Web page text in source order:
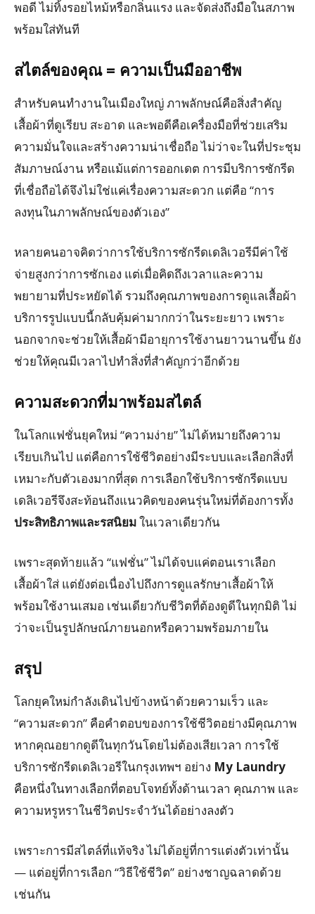
พอดี ไม่ทิ้งรอยไหม้หรือกลิ่นแรง และจัดส่งถึงมือในสภาพ
พร้อมใส่ทันที
สไตล์ของคุณ = ความเป็นมืออาชีพ
สำหรับคนทำงานในเมืองใหญ่ ภาพลักษณ์คือสิ่งสำคัญ
เสื้อผ้าที่ดูเรียบ สะอาด และพอดีคือเครื่องมือที่ช่วยเสริม
ความมั่นใจและสร้างความน่าเชื่อถือ ไม่ว่าจะในที่ประชุม
สัมภาษณ์งาน หรือแม้แต่การออกเดต การมีบริการซักรีด
ที่เชื่อถือได้จึงไม่ใช่แค่เรื่องความสะดวก แต่คือ “การ
ลงทุนในภาพลักษณ์ของตัวเอง”
หลายคนอาจคิดว่าการใช้บริการซักรีดเดลิเวอรีมีค่าใช้
จ่ายสูงกว่าการซักเอง แต่เมื่อคิดถึงเวลาและความ
พยายามที่ประหยัดได้ รวมถึงคุณภาพของการดูแลเสื้อผ้า
บริการรูปแบบนี้กลับคุ้มค่ามากกว่าในระยะยาว เพราะ
นอกจากจะช่วยให้เสื้อผ้ามีอายุการใช้งานยาวนานขึ้น ยัง
ช่วยให้คุณมีเวลาไปทำสิ่งที่สำคัญกว่าอีกด้วย
ความสะดวกที่มาพร้อมสไตล์
ในโลกแฟชั่นยุคใหม่ “ความง่าย” ไม่ได้หมายถึงความ
เรียบเกินไป แต่คือการใช้ชีวิตอย่างมีระบบและเลือกสิ่งที่
เหมาะกับตัวเองมากที่สุด การเลือกใช้บริการซักรีดแบบ
เดลิเวอรีจึงสะท้อนถึงแนวคิดของคนรุ่นใหม่ที่ต้องการทั้ง
ประสิทธิภาพและรสนิยมในเวลาเดียวกัน
เพราะสุดท้ายแล้ว “แฟชั่น” ไม่ได้จบแค่ตอนเราเลือก
เสื้อผ้าใส่ แต่ยังต่อเนื่องไปถึงการดูแลรักษาเสื้อผ้าให้
พร้อมใช้งานเสมอ เช่นเดียวกับชีวิตที่ต้องดูดีในทุกมิติ ไม่
ว่าจะเป็นรูปลักษณ์ภายนอกหรือความพร้อมภายใน
สรุป
โลกยุคใหม่กำลังเดินไปข้างหน้าด้วยความเร็ว และ
“ความสะดวก” คือคำตอบของการใช้ชีวิตอย่างมีคุณภาพ
หากคุณอยากดูดีในทุกวันโดยไม่ต้องเสียเวลา การใช้
บริการซักรีดเดลิเวอรีในกรุงเทพฯ อย่าง My Laundry
คือหนึ่งในทางเลือกที่ตอบโจทย์ทั้งด้านเวลา คุณภาพ และ
ความหรูหราในชีวิตประจำวันได้อย่างลงตัว
เพราะการมีสไตล์ที่แท้จริง ไม่ได้อยู่ที่การแต่งตัวเท่านั้น
— แต่อยู่ที่การเลือก “วิธีใช้ชีวิต” อย่างชาญฉลาดด้วย
เช่นกัน